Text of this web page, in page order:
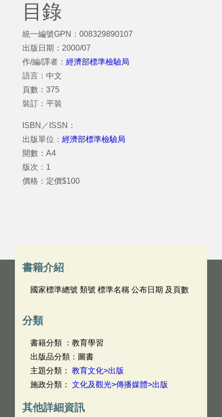
目錄
統一編號GPN：008329890107
出版日期：2000/07
作/編/譯者： 經濟部標準檢驗局
語言：中文
頁數：375
裝訂：平裝
ISBN／ISSN：
出版單位： 經濟部標準檢驗局
開數：A4
版次：1
價格：定價$100
書籍介紹
國家標準總號 類號 標準名稱 公布日期 及頁數
分類
書籍分類 ：教育學習
出版品分類：圖書
主題分類： 教育文化>出版
施政分類： 文化及觀光>傳播媒體>出版
其他詳細資訊